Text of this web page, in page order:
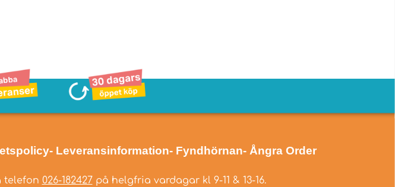
- Leveransinformation- Fyndhörnan- Ångra Order
telefon 026-182427på helgfria vardagar kl 9-11 & 13-16.